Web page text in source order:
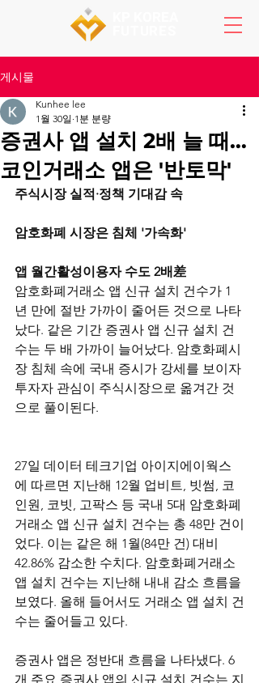
게시물
증권사 앱 설치 2배 늘 때…
코인거래소 앱은 '반토막'
Kunhee lee
1월 30일 1분 분량
주식시장 실적·정책 기대감 속
암호화폐 시장은 침체 '가속화'
앱 월간활성이용자 수도 2배差
암호화폐거래소 앱 신규 설치 건수가 1
년 만에 절반 가까이 줄어든 것으로 나타
났다. 같은 기간 증권사 앱 신규 설치 건
수는 두 배 가까이 늘어났다. 암호화폐시
장 침체 속에 국내 증시가 강세를 보이자
투자자 관심이 주식시장으로 옮겨간 것
으로 풀이된다.
27일 데이터 테크기업 아이지에이웍스
에 따르면 지난해 12월 업비트, 빗썸, 코
인원, 코빗, 고팍스 등 국내 5대 암호화폐
거래소 앱 신규 설치 건수는 총 48만 건이
었다. 이는 같은 해 1월(84만 건) 대비
42.86% 감소한 수치다. 암호화폐거래소
앱 설치 건수는 지난해 내내 감소 흐름을
보였다. 올해 들어서도 거래소 앱 설치 건
수는 줄어들고 있다.
증권사 앱은 정반대 흐름을 나타냈다. 6
개 주요 증권사 앱의 신규 설치 건수는 지